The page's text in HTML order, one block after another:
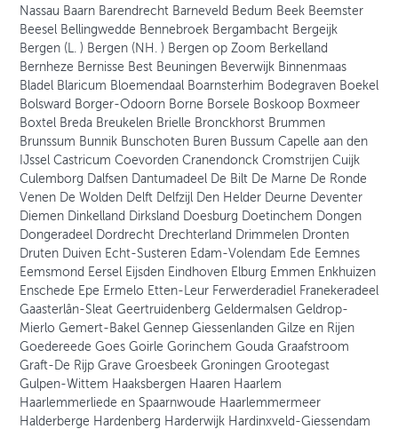
Nassau Baarn Barendrecht Barneveld Bedum Beek Beemster
Beesel Bellingwedde Bennebroek Bergambacht Bergeijk
Bergen (L. ) Bergen (NH. ) Bergen op Zoom Berkelland
Bernheze Bernisse Best Beuningen Beverwijk Binnenmaas
Bladel Blaricum Bloemendaal Boarnsterhim Bodegraven Boekel
Bolsward Borger-Odoorn Borne Borsele Boskoop Boxmeer
Boxtel Breda Breukelen Brielle Bronckhorst Brummen
Brunssum Bunnik Bunschoten Buren Bussum Capelle aan den
IJssel Castricum Coevorden Cranendonck Cromstrijen Cuijk
Culemborg Dalfsen Dantumadeel De Bilt De Marne De Ronde
Venen De Wolden Delft Delfzijl Den Helder Deurne Deventer
Diemen Dinkelland Dirksland Doesburg Doetinchem Dongen
Dongeradeel Dordrecht Drechterland Drimmelen Dronten
Druten Duiven Echt-Susteren Edam-Volendam Ede Eemnes
Eemsmond Eersel Eijsden Eindhoven Elburg Emmen Enkhuizen
Enschede Epe Ermelo Etten-Leur Ferwerderadiel Franekeradeel
Gaasterlân-Sleat Geertruidenberg Geldermalsen Geldrop-
Mierlo Gemert-Bakel Gennep Giessenlanden Gilze en Rijen
Goedereede Goes Goirle Gorinchem Gouda Graafstroom
Graft-De Rijp Grave Groesbeek Groningen Grootegast
Gulpen-Wittem Haaksbergen Haaren Haarlem
Haarlemmerliede en Spaarnwoude Haarlemmermeer
Halderberge Hardenberg Harderwijk Hardinxveld-Giessendam